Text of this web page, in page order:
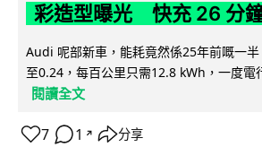
彩造型曝光 快充 26 分
Audi 呢部新車，能耗竟然係25年前嘅一
至0.24，每百公里只需12.8 kWh，一度電
閱讀全文
7 1 ↗ 分享